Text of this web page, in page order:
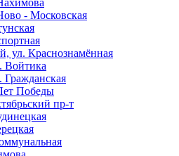
- Московская
ул. Краснознамённая
Войтика
Гражданская
Победы
пр-т